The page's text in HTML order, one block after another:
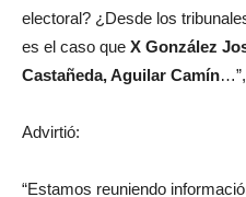
electoral? ¿Desde los
es el caso que X González
Castañeda, Aguilar Camín
Advirtió:
“Estamos reuniendo